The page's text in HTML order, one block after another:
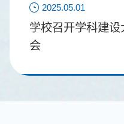
2025.05.01
学校召开学科建
会